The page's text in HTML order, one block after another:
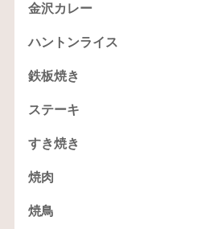
金沢カレー
ハントンライス
鉄板焼き
ステーキ
すき焼き
焼肉
焼鳥